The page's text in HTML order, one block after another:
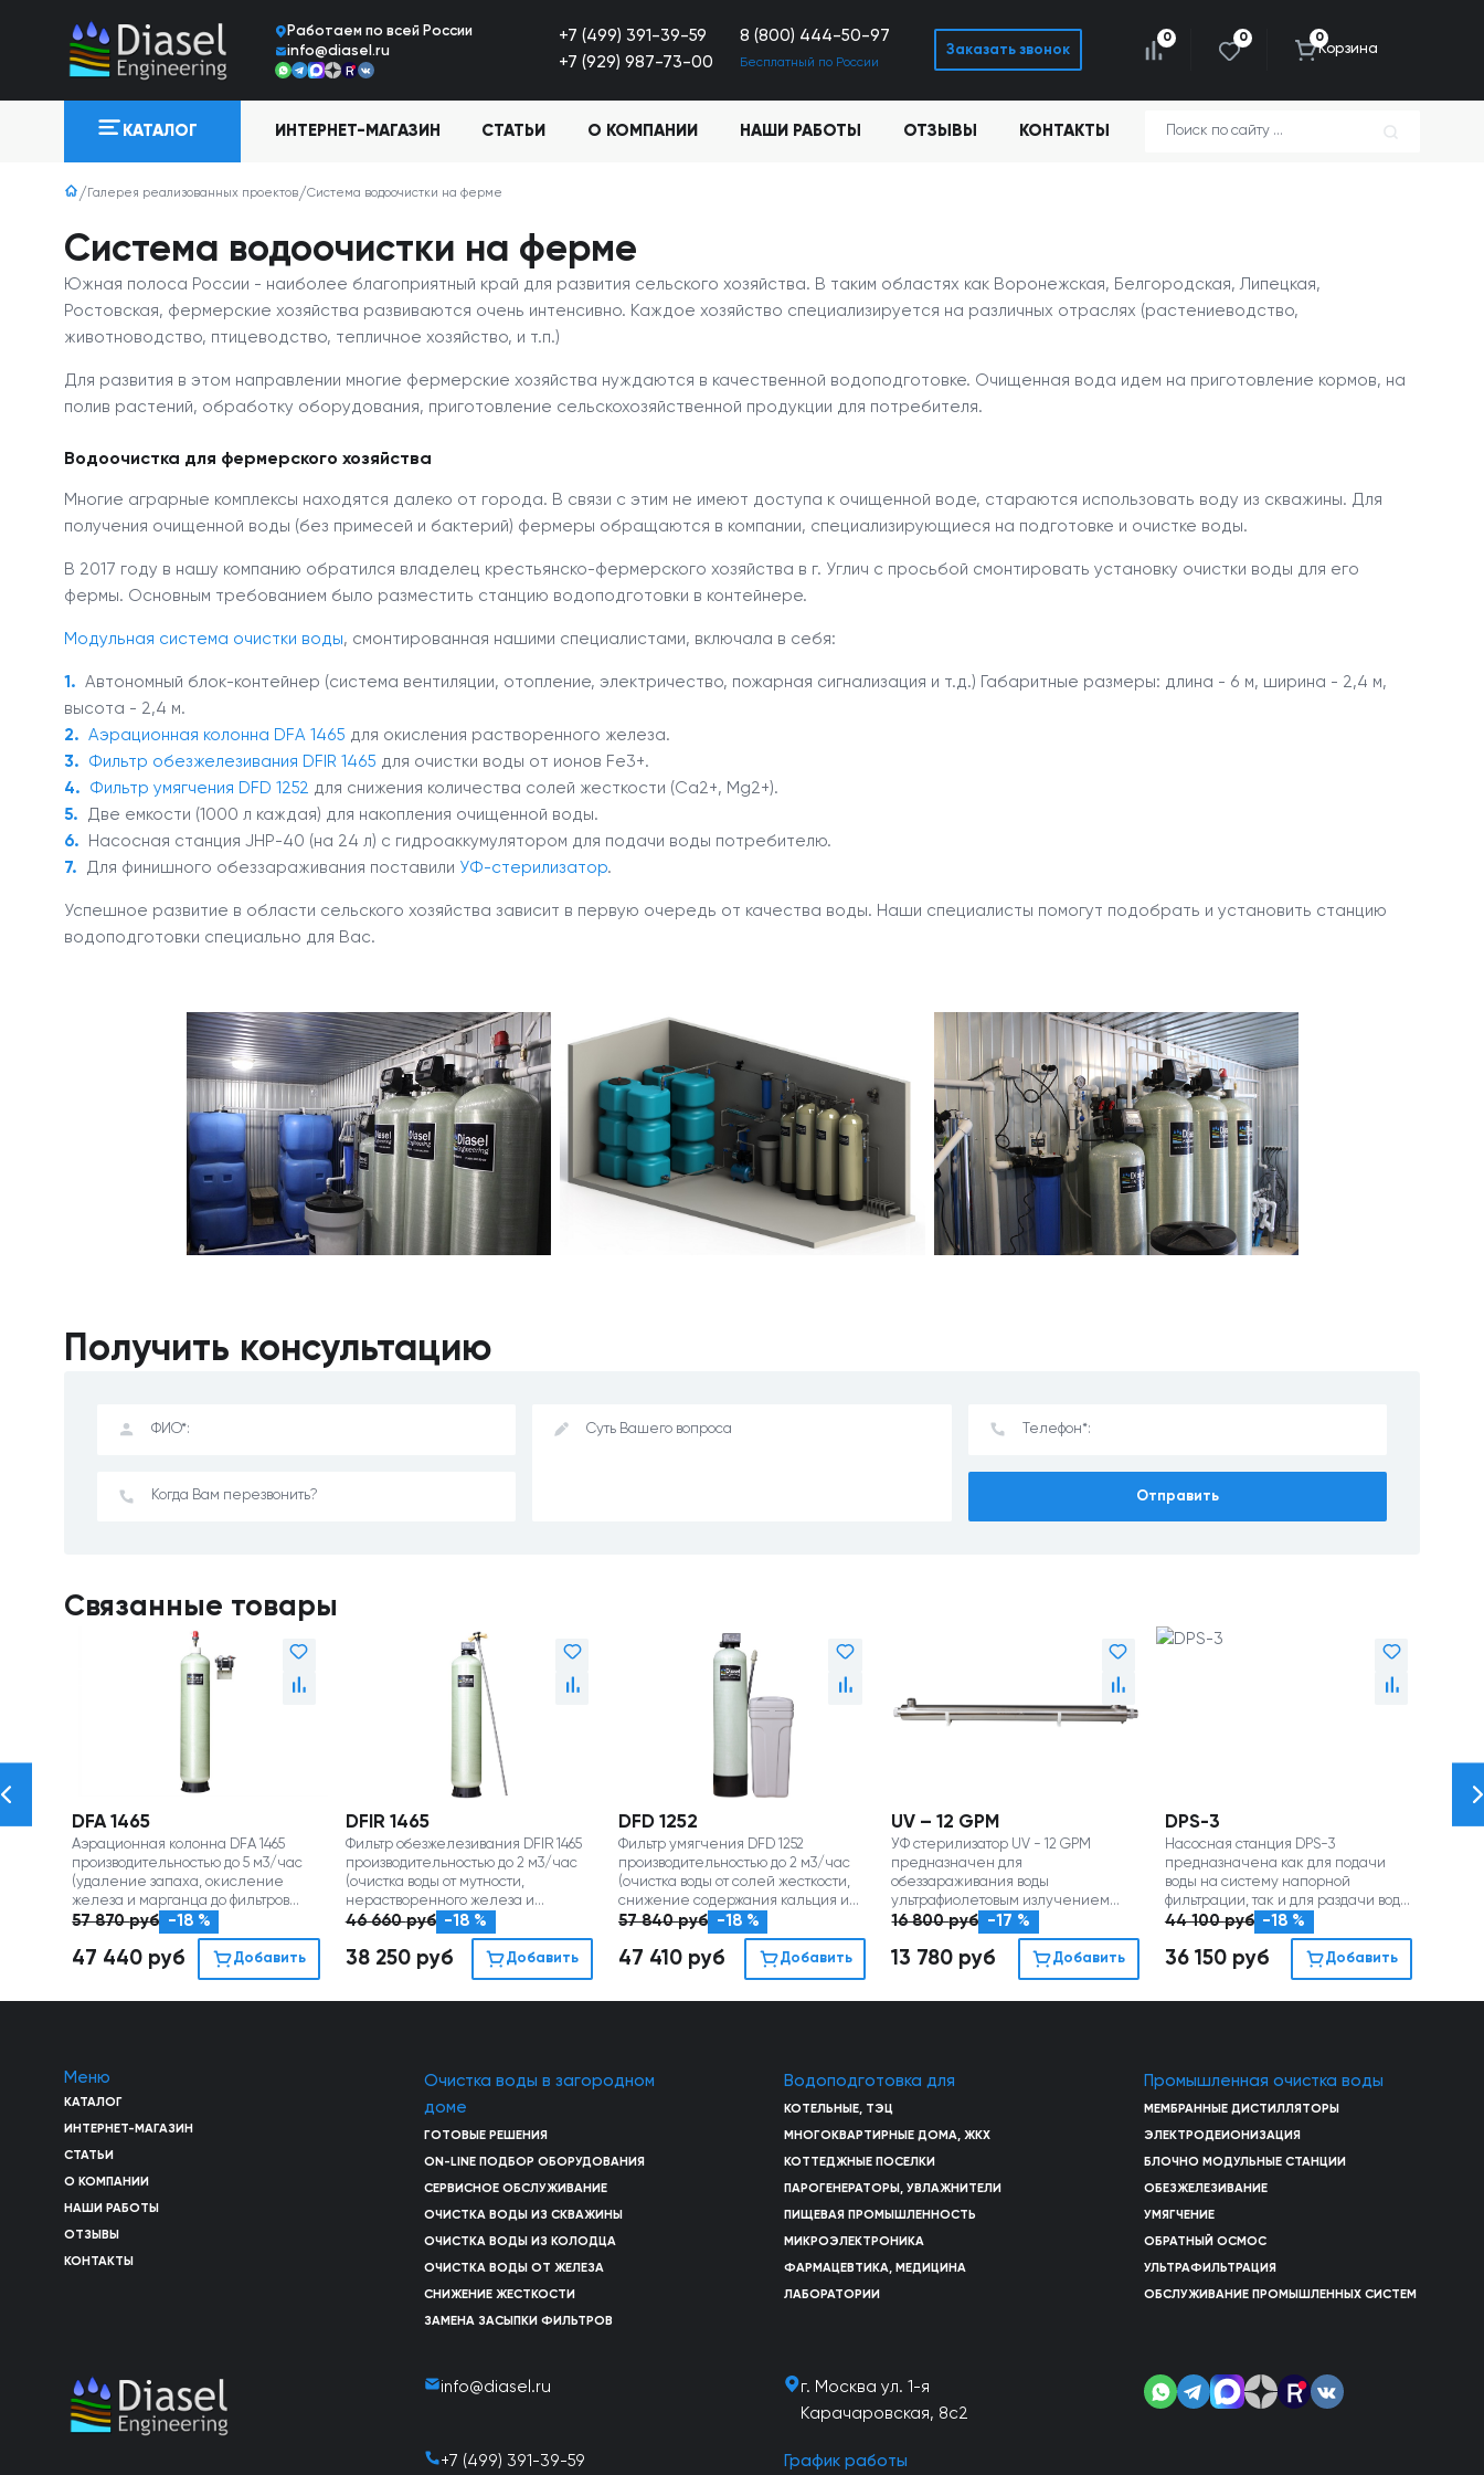
Работаем по всей Росcии
info@diasel.ru
+7 (499) 391-39-59
8 (800) 444-50-97
+7 (929) 987-73-00
Бесплатный по России
Заказать звонок
0 0
Корзина
0
КАТАЛОГ ИНТЕРНЕТ-МАГАЗИН СТАТЬИ О КОМПАНИИ НАШИ РАБОТЫ ОТЗЫВЫ КОНТАКТЫ
Галерея реализованных проектов Система водоочистки на ферме
Система водоочистки на ферме
Южная полоса России - наиболее благоприятный край для развития сельского хозяйства. В таким областях как Воронежская, Белгородская, Липецкая,
Ростовская, фермерские хозяйства развиваются очень интенсивно. Каждое хозяйство специализируется на различных отраслях (растениеводство,
животноводство, птицеводство, тепличное хозяйство, и т.п.)
Для развития в этом направлении многие фермерские хозяйства нуждаются в качественной водоподготовке. Очищенная вода идем на приготовление кормов, на
полив растений, обработку оборудования, приготовление сельскохозяйственной продукции для потребителя.
Водоочистка для фермерского хозяйства
Многие аграрные комплексы находятся далеко от города. В связи с этим не имеют доступа к очищенной воде, стараются использовать воду из скважины. Для
получения очищенной воды (без примесей и бактерий) фермеры обращаются в компании, специализирующиеся на подготовке и очистке воды.
В 2017 году в нашу компанию обратился владелец крестьянско-фермерского хозяйства в г. Углич с просьбой смонтировать установку очистки воды для его
фермы. Основным требованием было разместить станцию водоподготовки в контейнере.
Модульная система очистки воды, смонтированная нашими специалистами, включала в себя:
Автономный блок-контейнер (система вентиляции, отопление, электричество, пожарная сигнализация и т.д.) Габаритные размеры: длина - 6 м, ширина - 2,4 м,
высота - 2,4 м.
Аэрационная колонна DFA 1465 для окисления растворенного железа.
Фильтр обезжелезивания DFIR 1465 для очистки воды от ионов Fe3+.
Фильтр умягчения DFD 1252 для снижения количества солей жесткости (Са2+, Мg2+).
Две емкости (1000 л каждая) для накопления очищенной воды.
Насосная станция JHP-40 (на 24 л) с гидроаккумулятором для подачи воды потребителю.
Для финишного обеззараживания поставили УФ-стерилизатор.
Успешное развитие в области сельского хозяйства зависит в первую очередь от качества воды. Наши специалисты помогут подобрать и установить станцию
водоподготовки специально для Вас.
Получить консультацию
Отправить
Связанные товары
DFA 1465
Аэрационная колонна DFA 1465
производительностью до 5 м3/час
(удаление запаха, окисление
железа и марганца до фильтров
обезжелезивания)
57 870руб -18 %
47 440 руб Добавить
DFIR 1465
Фильтр обезжелезивания DFIR 1465
производительностью до 2 м3/час
(очистка воды от мутности,
нерастворенного железа и
марганца)
46 660руб -18 %
38 250 руб Добавить
DFD 1252
Фильтр умягчения DFD 1252
производительностью до 2 м3/час
(очистка воды от солей жесткости,
снижение содержания кальция и
магния)
57 840руб -18 %
47 410 руб Добавить
UV – 12 GPM
УФ стерилизатор UV - 12 GPM
предназначен для
обеззараживания воды
ультрафиолетовым излучением
(производительность до 2,5 м3/час)
16 800руб -17 %
13 780 руб Добавить
DPS-3
Насосная станция DPS-3
предназначена как для подачи
воды на систему напорной
фильтрации, так и для раздачи воды
потребителю (до 3 м3/час)
44 100руб -18 %
36 150 руб Добавить
Меню
КАТАЛОГ
ИНТЕРНЕТ-МАГАЗИН
СТАТЬИ
О КОМПАНИИ
НАШИ РАБОТЫ
ОТЗЫВЫ
КОНТАКТЫ
Очистка воды в загородном
доме
ГОТОВЫЕ РЕШЕНИЯ
ON-LINE ПОДБОР ОБОРУДОВАНИЯ
СЕРВИСНОЕ ОБСЛУЖИВАНИЕ
ОЧИСТКА ВОДЫ ИЗ СКВАЖИНЫ
ОЧИСТКА ВОДЫ ИЗ КОЛОДЦА
ОЧИСТКА ВОДЫ ОТ ЖЕЛЕЗА
СНИЖЕНИЕ ЖЕСТКОСТИ
ЗАМЕНА ЗАСЫПКИ ФИЛЬТРОВ
Водоподготовка для
КОТЕЛЬНЫЕ, ТЭЦ
МНОГОКВАРТИРНЫЕ ДОМА, ЖКХ
КОТТЕДЖНЫЕ ПОСЕЛКИ
ПАРОГЕНЕРАТОРЫ, УВЛАЖНИТЕЛИ
ПИЩЕВАЯ ПРОМЫШЛЕННОСТЬ
МИКРОЭЛЕКТРОНИКА
ФАРМАЦЕВТИКА, МЕДИЦИНА
ЛАБОРАТОРИИ
Промышленная очистка воды
МЕМБРАННЫЕ ДИСТИЛЛЯТОРЫ
ЭЛЕКТРОДЕИОНИЗАЦИЯ
БЛОЧНО МОДУЛЬНЫЕ СТАНЦИИ
ОБЕЗЖЕЛЕЗИВАНИЕ
УМЯГЧЕНИЕ
ОБРАТНЫЙ ОСМОС
УЛЬТРАФИЛЬТРАЦИЯ
ОБСЛУЖИВАНИЕ ПРОМЫШЛЕННЫХ СИСТЕМ
info@diasel.ru
г. Москва ул. 1-я
Карачаровская, 8с2
+7 (499) 391-39-59 График работы